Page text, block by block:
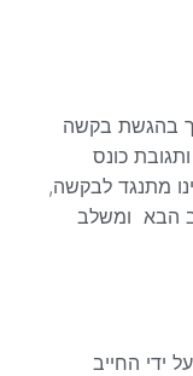
בהגשת בקשה
כונס
מתנגד לבקשה,
הבא ומשלב
ידי החייב